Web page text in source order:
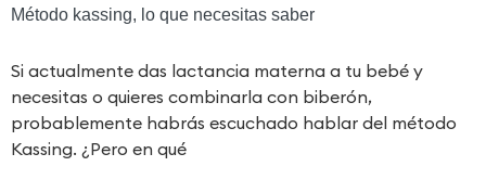
Método kassing, lo que necesitas saber
Si actualmente das lactancia materna a tu bebé y
necesitas o quieres combinarla con biberón,
probablemente habrás escuchado hablar del método
Kassing. ¿Pero en qué